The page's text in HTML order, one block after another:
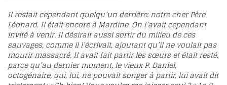
Il restait cependant quelqu’un derrière: notre cher Père
Léonard. Il était encore à Mardine. On l’avait cependant
invité à venir. Il désirait aussi sortir du milieu de ces
sauvages, comme il l’écrivait, ajoutant qu’il ne voulait pas
mourir massacré. Il avait fait partir les sœurs et était resté,
parce qu’au dernier moment, le vieux P. Daniel,
octogénaire, qui, lui, ne pouvait songer à partir, lui avait dit